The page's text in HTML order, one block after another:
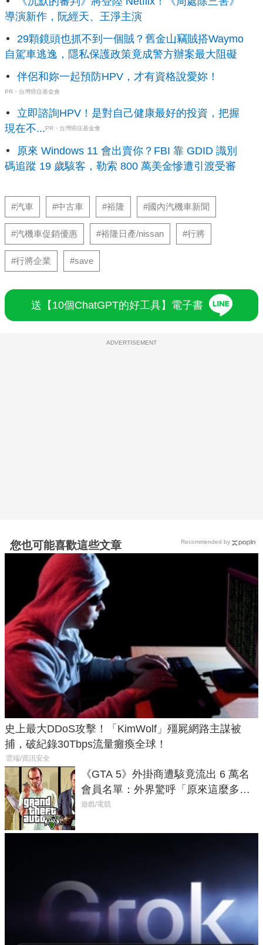
導演新作，阮經天、王淨主演
29顆鏡頭也抓不到一個賊？舊金山竊賊搭Waymo
自駕車逃逸，隱私保護政策竟成警方辦案最大阻礙
伴侶和妳一起預防HPV，才有資格說愛妳！
PR・台灣癌症基金會
立即諮詢HPV！是對自己健康最好的投資，把握
現在不...PR・台灣癌症基金會
原來 Windows 11 會出賣你？FBI 靠 GDID 識別
碼追蹤 19 歲駭客，勒索 800 萬美金慘遭引渡受審
#汽車 #中古車 #裕隆 #國內汽機車新聞
#汽機車促銷優惠 #裕隆日產/nissan #行將
#行將企業 #save
送【10個ChatGPT的好工具】電子書
ADVERTISEMENT
您也可能喜歡這些文章
史上最大DDoS攻擊！「KimWolf」殭屍網路主謀被
捕，破紀錄30Tbps流量癱瘓全球！
雲端/資訊安全
《GTA 5》外掛商遭駭竟流出 6 萬名
會員名單：外界驚呼「原來這麼多人
在開掛！」
遊戲/電競
Recommended by